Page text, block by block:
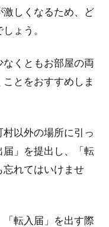
しくなるため、ど
ょう。
くともお部屋の両
とをおすすめしま
以外の場所に引っ
」を提出し、「転
れてはいけませ
転入届」を出す際